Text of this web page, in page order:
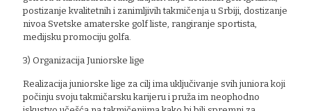
postizanje kvalitetnih i zanimljivih takmičenja u Srbiji, dostizanje
nivoa Svetske amaterske golf liste, rangiranje sportista,
medijsku promociju golfa.
3) Organizacija Juniorske lige
Realizacija juniorske lige za cilj ima uključivanje svih juniora koji
počinju svoju takmičarsku karijeru i pruža im neophodno